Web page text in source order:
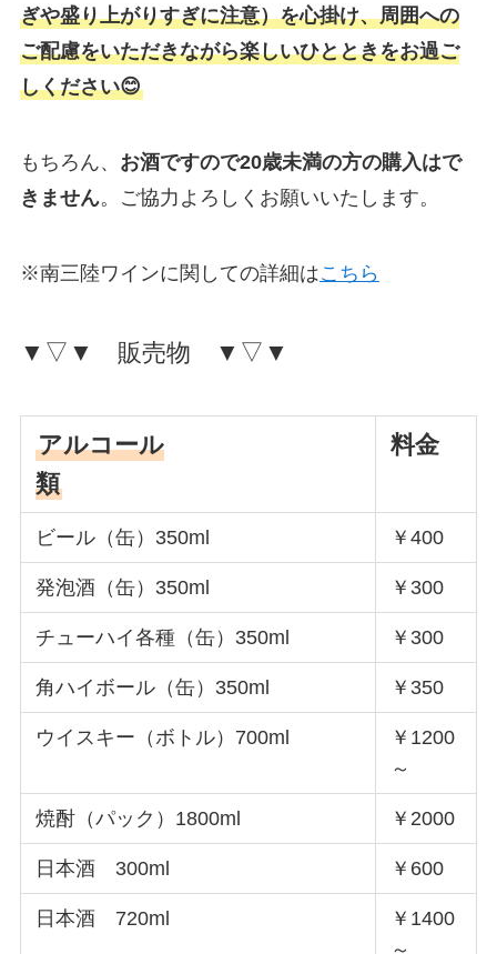
ぎや盛り上がりすぎに注意）を心掛け、周囲への
ご配慮をいただきながら楽しいひとときをお過ご
しください😊
もちろん、 お酒ですので20歳未満の方の購入はで
きません。ご協力よろしくお願いいたします。
※南三陸ワインに関しての詳細はこちら
▼▽▼ 販売物 ▼▽▼
アルコール
類
料金
ビール（缶）350ml ￥400
発泡酒（缶）350ml ￥300
チューハイ各種（缶）350ml ￥300
角ハイボール（缶）350ml ￥350
ウイスキー（ボトル）700ml
￥1200
～
焼酎（パック）1800ml ￥2000
日本酒 300ml ￥600
日本酒 720ml
￥1400
～